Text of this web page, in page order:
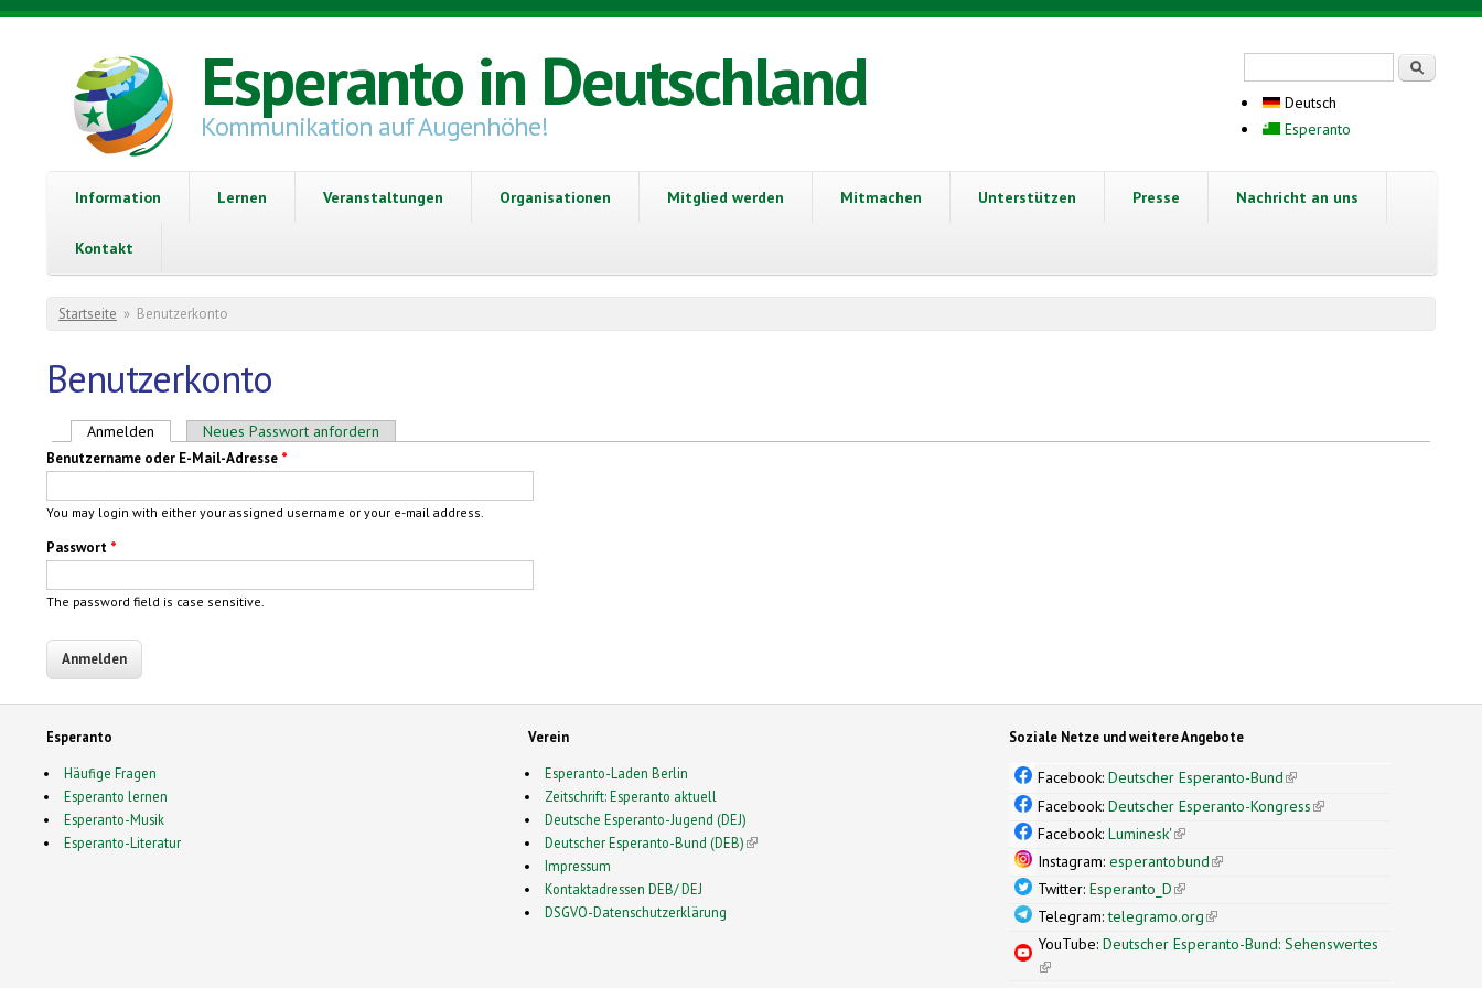
Direkt zum Inhalt
Esperanto in Deutschland
Kommunikation auf Augenhöhe!
Deutsch
Esperanto
Information Lernen Veranstaltungen Organisationen Mitglied werden Mitmachen Unterstützen Presse Nachricht an uns
Kontakt
Sie sind hier
Startseite » Benutzerkonto
Benutzerkonto
Haupt-Reiter
Anmelden (aktiver Reiter)
Neues Passwort anfordern
Benutzername oder E-Mail-Adresse *
You may login with either your assigned username or your e-mail address.
Passwort *
The password field is case sensitive.
Esperanto
Häufige Fragen
Esperanto lernen
Esperanto-Musik
Esperanto-Literatur
Verein
Esperanto-Laden Berlin
Zeitschrift: Esperanto aktuell
Deutsche Esperanto-Jugend (DEJ)
Deutscher Esperanto-Bund (DEB)(link is external)
Impressum
Kontaktadressen DEB/ DEJ
DSGVO-Datenschutzerklärung
Soziale Netze und weitere Angebote
Facebook:Deutscher Esperanto-Bund(link is external)
Facebook:Deutscher Esperanto-Kongress(link is external)
Facebook:Luminesk'(link is external)
Instagram:esperantobund(link is external)
Twitter:Esperanto_D(link is external)
Telegram:telegramo.org(link is external)
YouTube:Deutscher Esperanto-Bund: Sehenswertes
(link is external)